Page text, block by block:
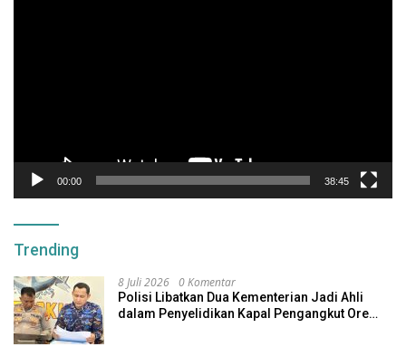
00:00 38:45
Trending
8 Juli 2026 0 Komentar
Polisi Libatkan Dua Kementerian Jadi Ahli
dalam Penyelidikan Kapal Pengangkut Ore